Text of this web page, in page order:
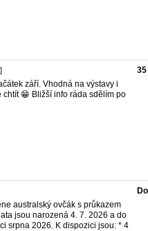
září. Vhodná na výstavy i
😁 Bližší info ráda sdělím po
australský ovčák s průkazem
jsou narozená 4. 7. 2026 a do
srpna 2026. K dispozici jsou: * 4